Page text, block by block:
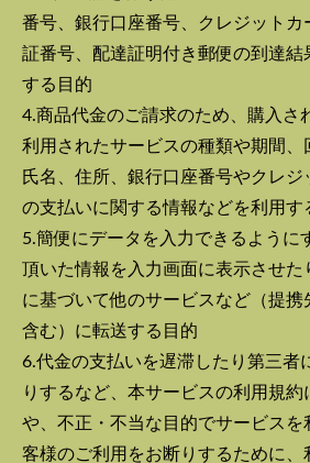
番号、銀行口座番号、クレジットカ
証番号、配達証明付き郵便の到達結
する目的
4.商品代金のご請求のため、購入さ
利用されたサービスの種類や期間、
氏名、住所、銀行口座番号やクレ
の支払いに関する情報などを利用す
5.簡便にデータを入力できるように
頂いた情報を入力画面に表示させた
に基づいて他のサービスなど（提携
含む）に転送する目的
6.代金の支払いを遅滞したり第三者
りするなど、本サービスの利用規約
や、不正・不当な目的でサービスを
客様のご利用をお断りするために、